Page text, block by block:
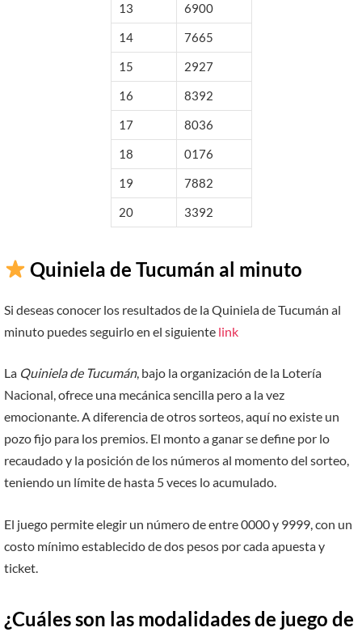
13
6900
14
7665
15
2927
16
8392
17
8036
18
0176
19
7882
20
3392
Quiniela de Tucumán al minuto
Si deseas conocer los resultados de la Quiniela de Tucumán al
minuto puedes seguirlo en el siguiente link
La Quiniela de Tucumán, bajo la organización de la Lotería
Nacional, ofrece una mecánica sencilla pero a la vez
emocionante. A diferencia de otros sorteos, aquí no existe un
pozo fijo para los premios. El monto a ganar se define por lo
recaudado y la posición de los números al momento del sorteo,
teniendo un límite de hasta 5 veces lo acumulado.
El juego permite elegir un número de entre 0000 y 9999, con un
costo mínimo establecido de dos pesos por cada apuesta y
ticket.
¿Cuáles son las modalidades de juego de